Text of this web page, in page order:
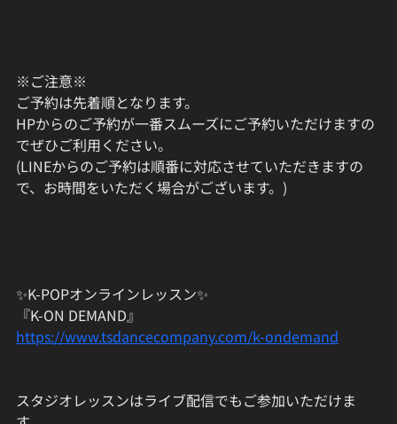
※ご注意※
ご予約は先着順となります。
HPからのご予約が一番スムーズにご予約いただけますの
でぜひご利用ください。
(LINEからのご予約は順番に対応させていただきますの
で、お時間をいただく場合がございます。)
✨K-POPオンラインレッスン✨
『K-ON DEMAND』
https://www.tsdancecompany.com/k-ondemand
スタジオレッスンはライブ配信でもご参加いただけま